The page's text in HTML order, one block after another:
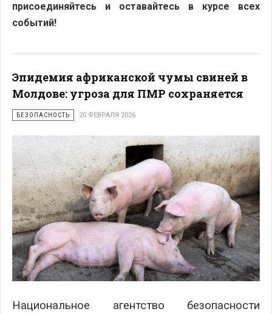
присоединяйтесь и оставайтесь в курсе всех
событий!
Эпидемия африканской чумы свиней в
Молдове: угроза для ПМР сохраняется
БЕЗОПАСНОСТЬ 20 ФЕВРАЛЯ 2026
Национальное агентство безопасности